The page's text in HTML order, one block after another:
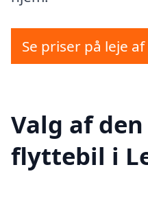
Se priser på leje
Valg af
flyttebil i